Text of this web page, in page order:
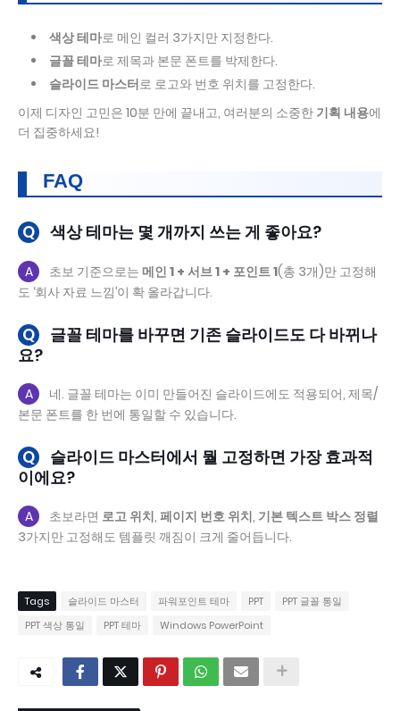
색상 테마로 메인 컬러 3가지만 지정한다.
글꼴 테마로 제목과 본문 폰트를 박제한다.
슬라이드 마스터로 로고와 번호 위치를 고정한다.
이제 디자인 고민은 10분 만에 끝내고, 여러분의 소중한 기획 내용에
더 집중하세요!
FAQ
Q 색상 테마는 몇 개까지 쓰는 게 좋아요?
A 초보 기준으로는 메인 1 + 서브 1 + 포인트 1(총 3개)만 고정해
도 ‘회사 자료 느낌’이 확 올라갑니다.
Q
글꼴 테마를 바꾸면 기존 슬라이드도 다 바뀌나
요?
A
네. 글꼴 테마는 이미 만들어진 슬라이드에도 적용되어, 제목/
본문 폰트를 한 번에 통일할 수 있습니다.
Q
슬라이드 마스터에서 뭘 고정하면 가장 효과적
이에요?
A 초보라면 로고 위치, 페이지 번호 위치, 기본 텍스트 박스 정렬
3가지만 고정해도 템플릿 깨짐이 크게 줄어듭니다.
Tags 슬라이드 마스터 파워포인트 테마 PPT
PPT 글꼴 통일
PPT 색상 통일
PPT 테마 Windows PowerPoint